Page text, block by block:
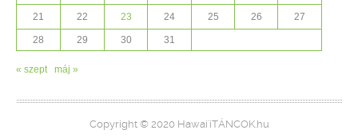
21 22 23 24 25 26 27
28 29 30 31
« szept máj »
Copyright © 2020 Hawai'iTÁNCOK.hu